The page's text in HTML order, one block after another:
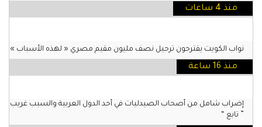
منذ 4 ساعات
نواب الكويت يقترحون ترحيل نصف مليون مقيم مصري « لهذه الأسباب »
منذ 16 ساعة
إضراب شامل من أصحاب الصيدليات في أحد الدول العربية والسبب غريب
” تابع “